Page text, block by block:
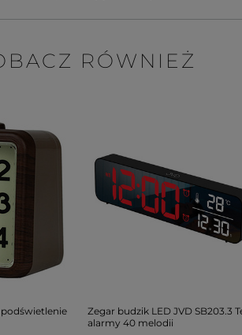
RÓWNIEŻ
podświetlenie
Zegar budzik LED JVD SB203.3
alarmy 40 melodii